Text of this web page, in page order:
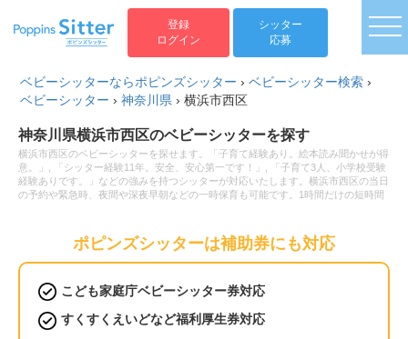
登録
ログイン
シッター
応募
ベビーシッターならポピンズシッター ›ベビーシッター検索 ›
ベビーシッター ›神奈川県 ›横浜市西区
神奈川県横浜市西区のベビーシッターを探す
横浜市西区のベビーシッターを探せます。「子育て経験あり。絵本読み聞かせが得
意。」, 「シッター経験11年。安全、安心第一です！」, 「子育て3人、小学校受験
経験ありです。」などの強みを持つシッターが対応いたします。横浜市西区の当日
の予約や緊急時、夜間や深夜早朝などの一時保育も可能です。1時間だけの短時間
の赤ちゃんから小学生以上のお子様まで幅広い年齢へ対応可能です。土日祝日だけ
ベビーシッターをお願いしたいといったご要望や毎日の利用などの定期利用サービ
スもございます。
ポピンズシッターは補助券にも対応
こども家庭庁ベビーシッター券対応
すくすくえいどなど福利厚生券対応